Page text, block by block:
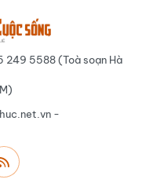
5588 (Toà soạn Hà
-